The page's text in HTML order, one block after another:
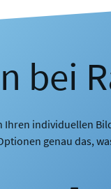
bei
Ihren individuellen
genau das,